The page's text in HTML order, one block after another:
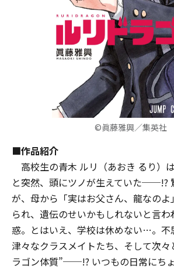
©眞藤雅興／集英社
■作品紹介
高校生の青木 ルリ（あおき るり）
と突然、頭にツノが生えていた──!?
が、母から「実はお父さん、龍なの
られ、遺伝のせいかもしれないと言わ
惑。とはいえ、学校は休めない…。不
津々なクラスメイトたち、そして次々
ラゴン体質”──!? いつもの日常にちょ